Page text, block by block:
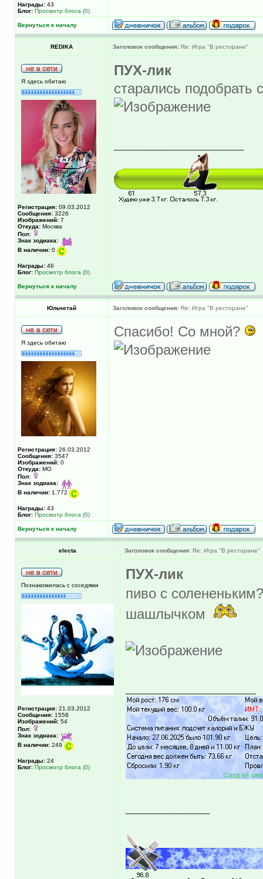
Награды: 43
Блог: Просмотр блога (0)
Вернуться к началу
REDIKA Заголовок сообщения: Re: Игра "В ресторане"
Я здесь обитаю
Регистрация: 09.03.2012
Сообщения: 3226
Изображений: 7
Откуда: Москва
Пол:
Знак зодиака:
В наличии: 0
Награды: 46
Блог: Просмотр блога (0)
ПУХ-лик
старались подобрать
Вернуться к началу
Юльчетай Заголовок сообщения: Re: Игра "В ресторане"
Я здесь обитаю
Регистрация: 26.03.2012
Сообщения: 3547
Изображений: 0
Откуда: МО
Пол:
Знак зодиака:
В наличии: 1,772
Награды: 43
Блог: Просмотр блога (0)
Спасибо! Со мной?
Вернуться к началу
electa Заголовок сообщения: Re: Игра "В ресторане"
Познакомилась с соседями
Регистрация: 21.03.2012
Сообщения: 1558
Изображений: 54
Пол:
Знак зодиака:
В наличии: 249
Награды: 24
Блог: Просмотр блога (0)
ПУХ-лик
пиво с
шашлычком